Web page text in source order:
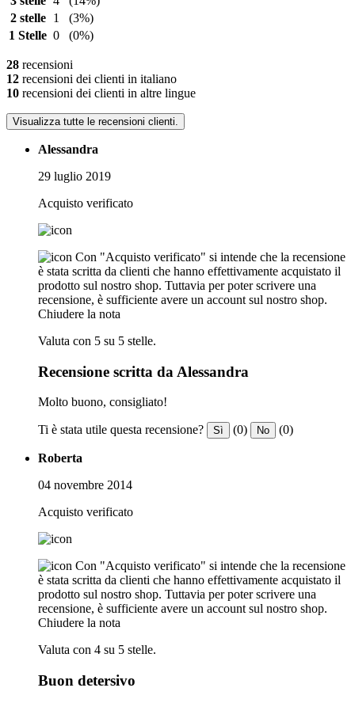
2 stelle
1
(3%)
1 Stelle 0 (0%)
28 recensioni
12 recensioni dei clienti in italiano
10 recensioni dei clienti in altre lingue
Visualizza tutte le recensioni clienti.
Alessandra
29 luglio 2019
Acquisto verificato
Con "Acquisto verificato" si intende che la recensione
è stata scritta da clienti che hanno effettivamente acquistato il
prodotto sul nostro shop. Tuttavia per poter scrivere una
recensione, è sufficiente avere un account sul nostro shop.
Chiudere la nota
Valuta con 5 su 5 stelle.
Recensione scritta da Alessandra
Molto buono, consigliato!
Ti è stata utile questa recensione? Sì (0) No (0)
Roberta
04 novembre 2014
Acquisto verificato
Con "Acquisto verificato" si intende che la recensione
è stata scritta da clienti che hanno effettivamente acquistato il
prodotto sul nostro shop. Tuttavia per poter scrivere una
recensione, è sufficiente avere un account sul nostro shop.
Chiudere la nota
Valuta con 4 su 5 stelle.
Buon detersivo